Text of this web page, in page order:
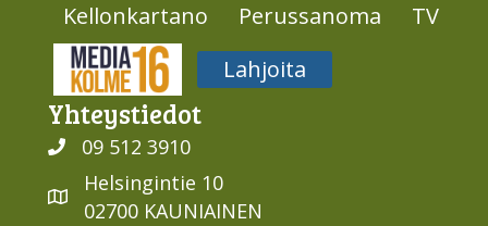
Kellonkartano
Perussanoma
TV
Media316
Lahjoita
Yhteys­tiedot
09 512 3910
Helsingintie 10
02700 KAUNIAINEN